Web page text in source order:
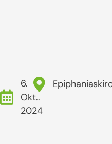
6.
Okt..
2024